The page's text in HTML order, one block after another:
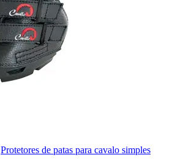
Protetores de patas para cavalo simples